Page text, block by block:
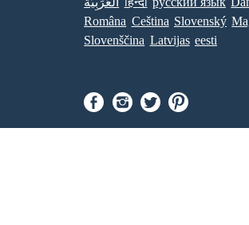
Româna Ceština Slovenský
Slovenščina Latvijas eesti